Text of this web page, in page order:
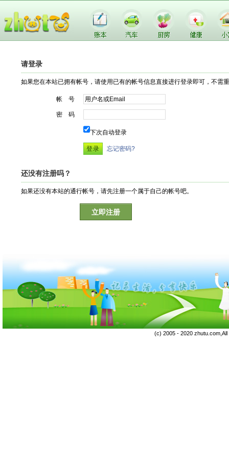
请登录
如果您在本站已拥有帐号，请使用已有的帐号信息直接进行登录即可，不需
帐 号
密 码
下次自动登录
忘记密码?
还没有注册吗？
如果还没有本站的通行帐号，请先注册一个属于自己的帐号吧。
立即注册
(c) 2005 - 2020